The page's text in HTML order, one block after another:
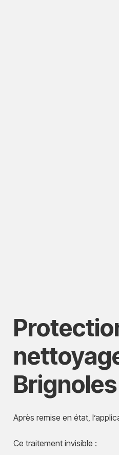
Brignoles
Après remise en état,
Ce traitement invisible :